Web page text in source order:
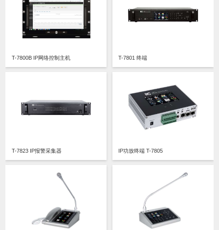
T-7800B IP网络控制主机 T-7801 终端
T-7823 IP报警采集器 IP功放终端 T-7805